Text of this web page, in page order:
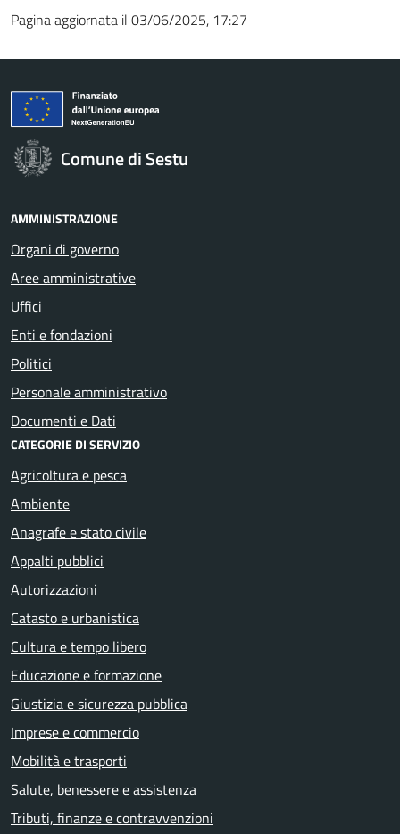
Pagina aggiornata il 03/06/2025, 17:27
Comune di Sestu
AMMINISTRAZIONE
Organi di governo
Aree amministrative
Uffici
Enti e fondazioni
Politici
Personale amministrativo
Documenti e Dati
CATEGORIE DI SERVIZIO
Agricoltura e pesca
Ambiente
Anagrafe e stato civile
Appalti pubblici
Autorizzazioni
Catasto e urbanistica
Cultura e tempo libero
Educazione e formazione
Giustizia e sicurezza pubblica
Imprese e commercio
Mobilità e trasporti
Salute, benessere e assistenza
Tributi, finanze e contravvenzioni